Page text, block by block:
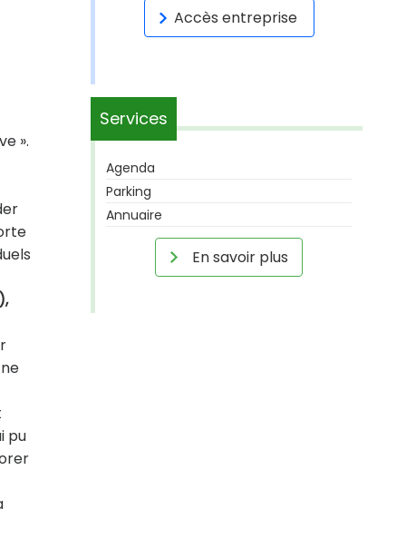
».
pu
Accès entreprise
Services
Agenda
Parking
Annuaire
En savoir plus